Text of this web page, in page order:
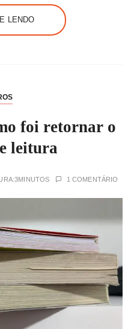
LENDO
foi retornar o
leitura
3MINUTOS 1 COMENTÁRIO